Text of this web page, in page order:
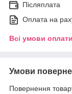
Післяплата
Оплата на
Всі умови оплати
Умови
Повернення